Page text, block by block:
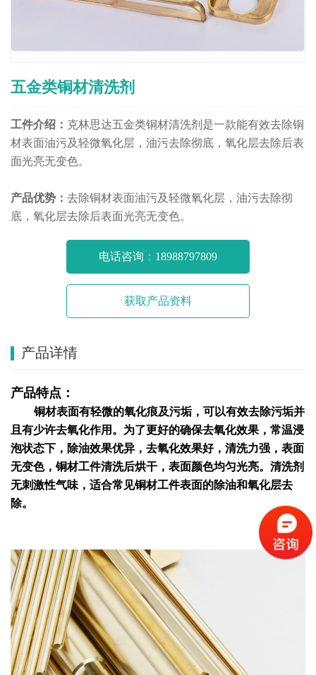
五金类铜材清洗剂
工件介绍： 克林思达五金类铜材清洗剂是一款能有效去除铜
材表面油污及轻微氧化层，油污去除彻底，氧化层去除后表
面光亮无变色。
产品优势： 去除铜材表面油污及轻微氧化层，油污去除彻
底，氧化层去除后表面光亮无变色。
电话咨询：18988797809
获取产品资料
产品详情
产品特点：
铜材表面有轻微的氧化痕及污垢，可以有效去除污垢并
且有少许去氧化作用。为了更好的确保去氧化效果，常温浸
泡状态下，除油效果优异，去氧化效果好，清洗力强，表面
无变色，铜材工件清洗后烘干，表面颜色均匀光亮。清洗剂
无刺激性气味，适合常见铜材工件表面的除油和氧化层去
除。